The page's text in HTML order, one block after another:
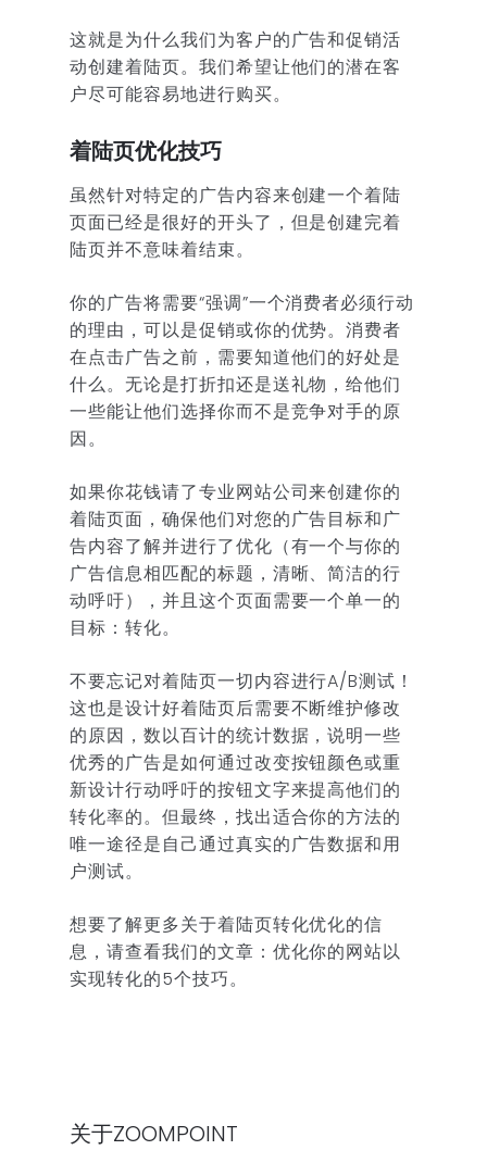
这就是为什么我们为客户的广告和促销活
动创建着陆页。我们希望让他们的潜在客
户尽可能容易地进行购买。
着陆页优化技巧
虽然针对特定的广告内容来创建一个着陆
页面已经是很好的开头了，但是创建完着
陆页并不意味着结束。
你的广告将需要“强调”一个消费者必须行动
的理由，可以是促销或你的优势。消费者
在点击广告之前，需要知道他们的好处是
什么。无论是打折扣还是送礼物，给他们
一些能让他们选择你而不是竞争对手的原
因。
如果你花钱请了专业网站公司来创建你的
着陆页面，确保他们对您的广告目标和广
告内容了解并进行了优化（有一个与你的
广告信息相匹配的标题，清晰、简洁的行
动呼吁），并且这个页面需要一个单一的
目标：转化。
不要忘记对着陆页一切内容进行A/B测试！
这也是设计好着陆页后需要不断维护修改
的原因，数以百计的统计数据，说明一些
优秀的广告是如何通过改变按钮颜色或重
新设计行动呼吁的按钮文字来提高他们的
转化率的。但最终，找出适合你的方法的
唯一途径是自己通过真实的广告数据和用
户测试。
想要了解更多关于着陆页转化优化的信
息，请查看我们的文章：优化你的网站以
实现转化的5个技巧。
关于ZOOMPOINT